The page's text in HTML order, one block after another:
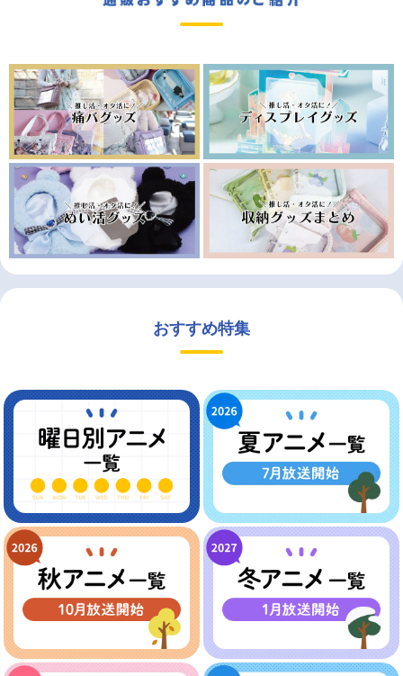
おすすめ特集